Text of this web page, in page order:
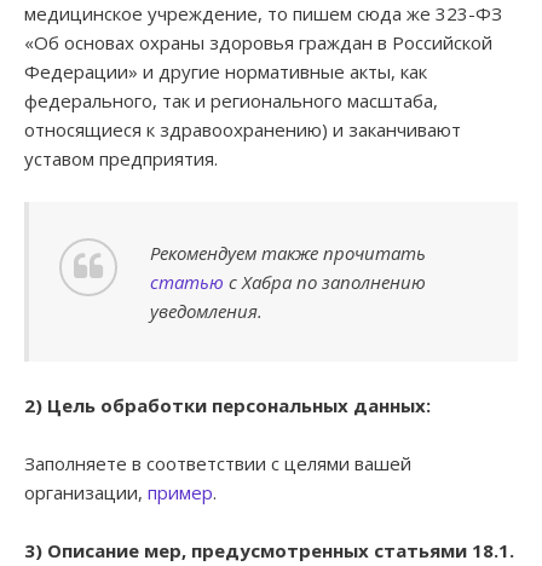
медицинское учреждение, то пишем сюда же 323-ФЗ
«Об основах охраны здоровья граждан в Российской
Федерации» и другие нормативные акты, как
федерального, так и регионального масштаба,
относящиеся к здравоохранению) и заканчивают
уставом предприятия.
Рекомендуем также прочитать
статью с Хабра по заполнению
уведомления.
2) Цель обработки персональных данных:
Заполняете в соответствии с целями вашей
организации, пример.
3) Описание мер, предусмотренных статьями 18.1.